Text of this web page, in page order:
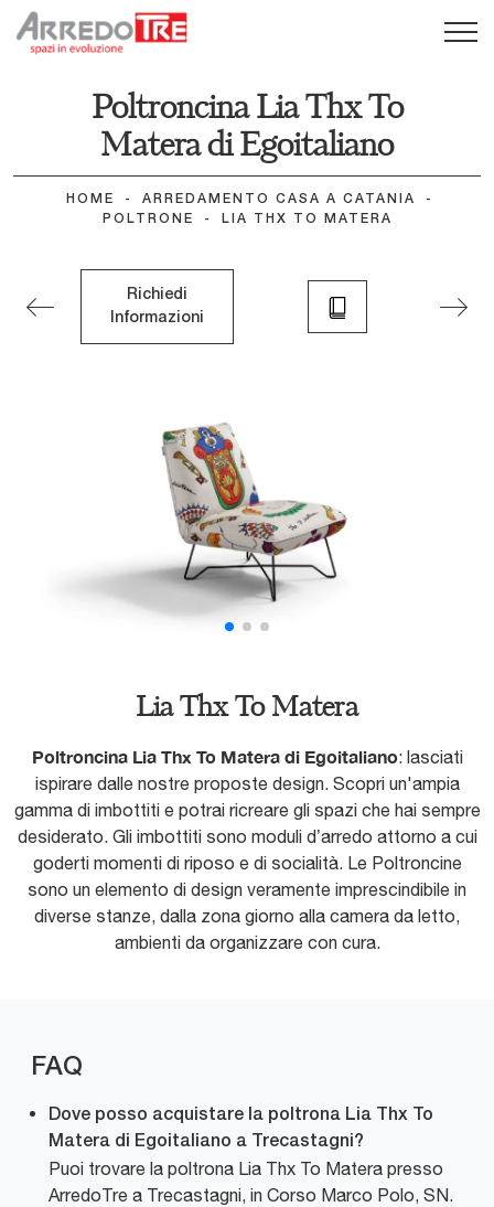
Poltroncina Lia Thx To
Matera di Egoitaliano
HOME - ARREDAMENTO CASA A CATANIA
-
POLTRONE
- LIA THX TO MATERA
Richiedi
Informazioni
Lia Thx To Matera
Poltroncina Lia Thx To Matera di Egoitaliano: lasciati
ispirare dalle nostre proposte design. Scopri un'ampia
gamma di imbottiti e potrai ricreare gli spazi che hai sempre
desiderato. Gli imbottiti sono moduli d’arredo attorno a cui
goderti momenti di riposo e di socialità. Le Poltroncine
sono un elemento di design veramente imprescindibile in
diverse stanze, dalla zona giorno alla camera da letto,
ambienti da organizzare con cura.
FAQ
Dove posso acquistare la poltrona Lia Thx To
Matera di Egoitaliano a Trecastagni?
Puoi trovare la poltrona Lia Thx To Matera presso
ArredoTre a Trecastagni, in Corso Marco Polo, SN.